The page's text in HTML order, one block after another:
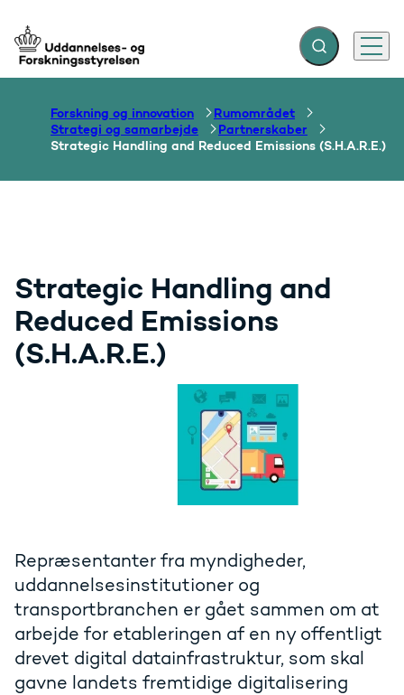
Gå til forsiden Fold søgefelt ud
Menu
Forskning og innovation
Rumområdet
Strategi og samarbejde
Partnerskaber
Strategic Handling and Reduced Emissions (S.H.A.R.E.)
Strategic Handling and
Reduced Emissions
(S.H.A.R.E.)
Repræsentanter fra myndigheder,
uddannelsesinstitutioner og
transportbranchen er gået sammen om at
arbejde for etableringen af en ny offentligt
drevet digital datainfrastruktur, som skal
gavne landets fremtidige digitalisering